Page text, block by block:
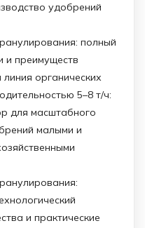
удобрений
полный
и преимуществ
органических
5–8 т/ч:
для масштабного
малыми и
и практические